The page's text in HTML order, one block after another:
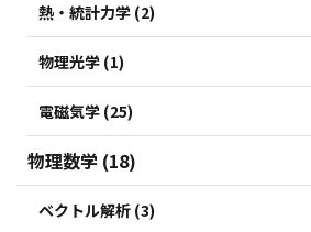
熱・統計力学 (2)
物理光学 (1)
電磁気学 (25)
物理数学 (18)
ベクトル解析 (3)